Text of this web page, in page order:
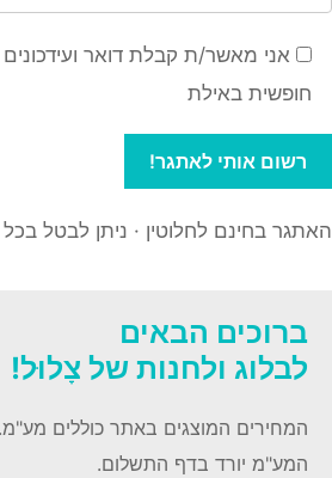
אני מאשר/ת קבלת דואר
חופשית באילת
האתגר בחינם לחלוטין · ניתן לבטל
ברוכים הבאים
לבלוג ולחנות של צָלוּל!
המחירים המוצגים באתר כוללים
המע"מ יורד בדף התשלום.